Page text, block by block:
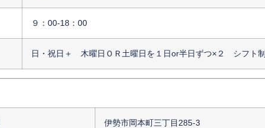
９：00-18：00
日・祝日＋ 木曜日ＯＲ土曜日を１日or半日ずつ×２ シフト制
伊勢市岡本町三丁目285-3